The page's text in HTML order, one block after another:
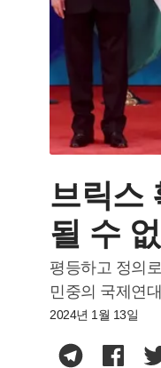
브릭스
될 수
평등하고 정의
민중의 국제연
2024년 1월 13일